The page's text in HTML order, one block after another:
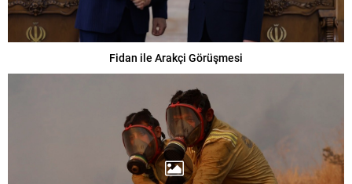
Fidan ile Arakçi Görüşmesi